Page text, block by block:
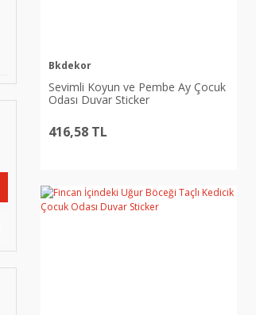
Bkdekor
Sevimli Koyun ve Pembe Ay Çocuk
Odası Duvar Sticker
416,58 TL